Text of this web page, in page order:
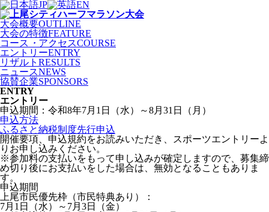
JP
EN
大会概要OUTLINE
大会の特徴FEATURE
コース ・ アクセスCOURSE
エントリーENTRY
リザルト RESULTS
ニュースNEWS
協賛企業SPONSORS
ENTRY
エントリー
申込期間：令和8年7月1日（水）～8月31日（月）
申込方法
ふるさと納税制度先行申込
開催要項、申込規約をお読みいただき、スポーツエントリーよ
りお申し込みください。
※参加料の支払いをもって申し込みが確定しますので、募集締
め切り後にお支払いをした場合は、無効となることもありま
す。
申込期間
上尾市民優先枠（市民特典あり）：
7月1日（水）～7月3日（金）